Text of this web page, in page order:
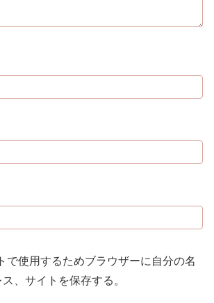
で使用するためブラウザーに自分の名
、サイトを保存する。